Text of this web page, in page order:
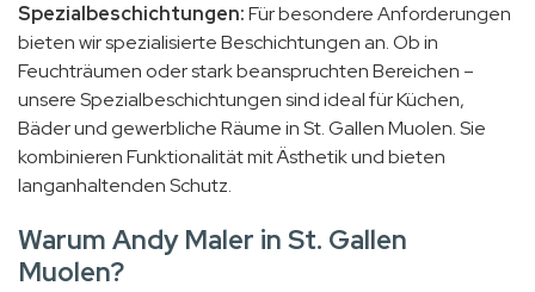
Spezialbeschichtungen:Für besondere Anforderungen
bieten wir spezialisierte Beschichtungen an. Ob in
Feuchträumen oder stark beanspruchten Bereichen –
unsere Spezialbeschichtungen sind ideal für Küchen,
Bäder und gewerbliche Räume in St. Gallen Muolen. Sie
kombinieren Funktionalität mit Ästhetik und bieten
langanhaltenden Schutz.
Warum Andy Maler in St. Gallen
Muolen?